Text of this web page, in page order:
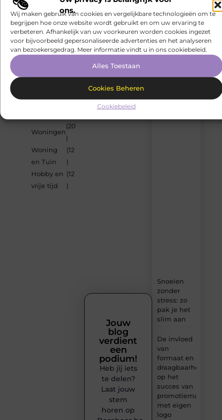
ons.
Wij maken gebruik van cookies en vergelijkbare technologieën om te
begrijpen hoe onze website wordt gebruikt en om uw ervaring te
verbeteren. Afhankelijk van uw voorkeuren worden cookies ingezet
voor bijvoorbeeld gepersonaliseerde advertenties en het analyseren
van bezoekersgedrag. Meer informatie vindt u in ons cookiebeleid.
Alles Toestaan
Cookies Beheren
Cookiebeleid
Tags:
Dit artikel is samengesteld door het redactieteam van
bocaboca.be, dat zich richt op het zorgvuldig selecteren
en presenteren van betrouwbare informatie.
(29
Woningen
(20
)
Woning
en Tuin
(12
)
Hobby en
vrije tijd
(12
)
Snoeien
zonder
stress: zo
pak je het
slim aan
De invloed
van
formaat en
draagbaarheid
op het
succes van
promotiemateriaal
met eigen
logo
Jouw
blog
verdient
een
podium!
Heb jij iets
te delen?
Laat jouw
stem
horen op